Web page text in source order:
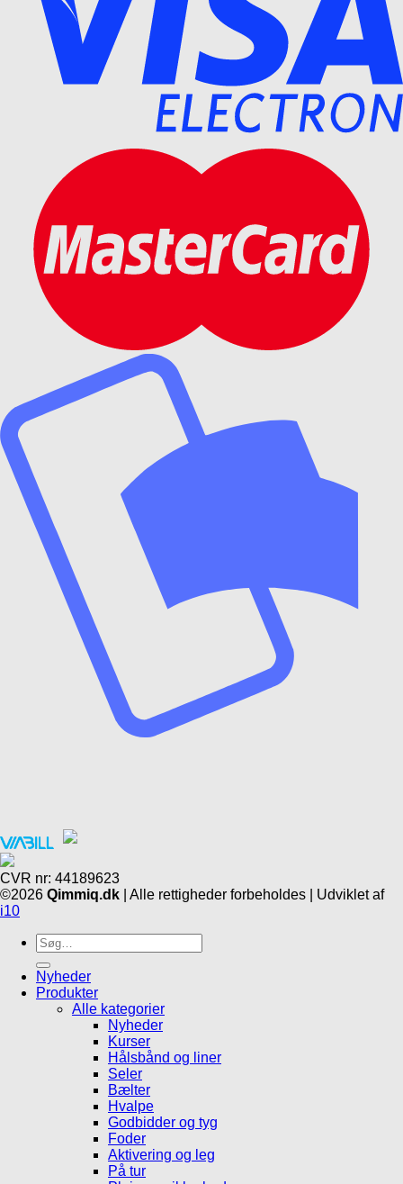
CVR nr: 44189623
©2026 Qimmiq.dk | Alle rettigheder forbeholdes | Udviklet af
i10
Søg
efter:
Nyheder
Produkter
Alle kategorier
Nyheder
Kurser
Hålsbånd og liner
Seler
Bælter
Hvalpe
Godbidder og tyg
Foder
Aktivering og leg
På tur